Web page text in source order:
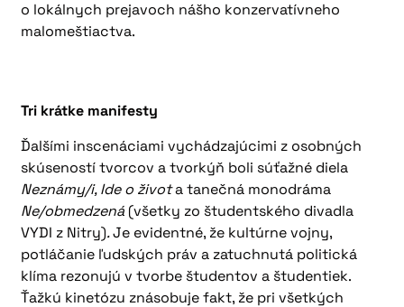
o lokálnych prejavoch nášho konzervatívneho
malomeštiactva.
Tri krátke manifesty
Ďalšími inscenáciami vychádzajúcimi z osobných
skúseností tvorcov a tvorkýň boli súťažné diela
Neznámy/i, Ide o života tanečná monodráma
Ne/obmedzená (všetky zo študentského divadla
VYDI z Nitry).Je evidentné, že kultúrne vojny,
potláčanie ľudských práv a zatuchnutá politická
klíma rezonujú v tvorbe študentov a študentiek.
Ťažkú kinetózu znásobuje fakt, že pri všetkých